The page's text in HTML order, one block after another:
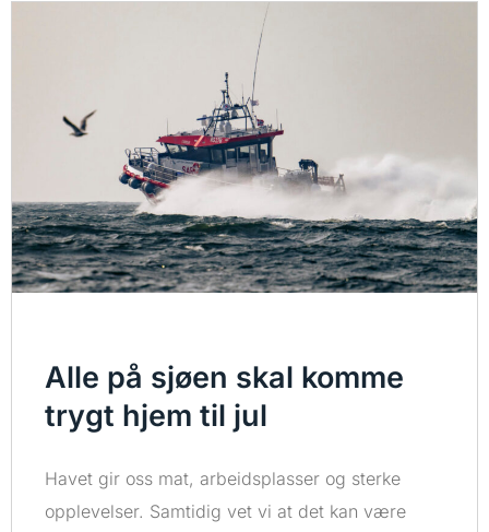
Alle på sjøen skal komme
trygt hjem til jul
Havet gir oss mat, arbeidsplasser og sterke
opplevelser. Samtidig vet vi at det kan være